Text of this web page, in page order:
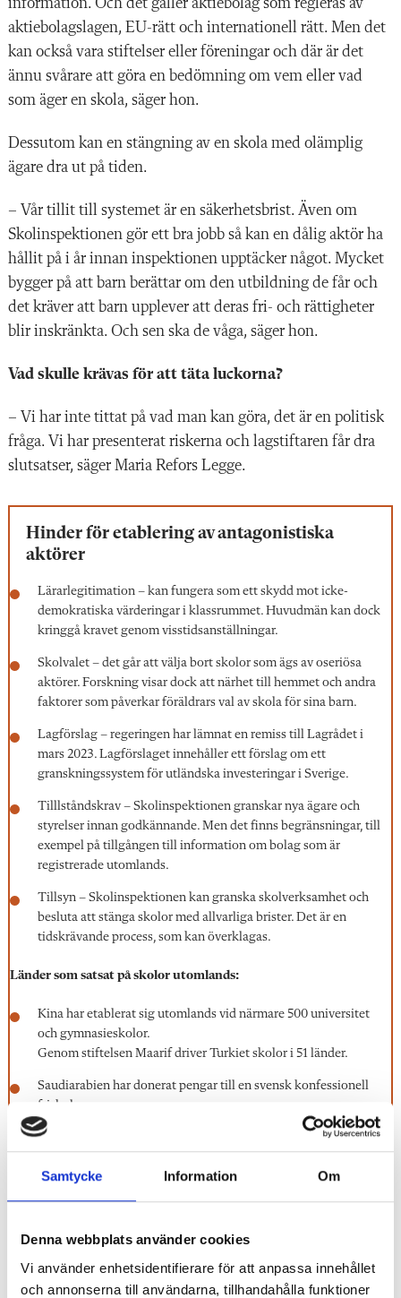
Samtycke Information Om
Denna webbplats använder cookies
Vi använder enhetsidentifierare för att anpassa innehållet
och annonserna till användarna, tillhandahålla funktioner
information. Och det gäller aktiebolag som regleras av
aktiebolagslagen, EU-rätt och internationell rätt. Men det
kan också vara stiftelser eller föreningar och där är det
ännu svårare att göra en bedömning om vem eller vad
som äger en skola, säger hon.
Dessutom kan en stängning av en skola med olämplig
ägare dra ut på tiden.
– Vår tillit till systemet är en säkerhetsbrist. Även om
Skolinspektionen gör ett bra jobb så kan en dålig aktör ha
hållit på i år innan inspektionen upptäcker något. Mycket
bygger på att barn berättar om den utbildning de får och
det kräver att barn upplever att deras fri- och rättigheter
blir inskränkta. Och sen ska de våga, säger hon.
Vad skulle krävas för att täta luckorna?
– Vi har inte tittat på vad man kan göra, det är en politisk
fråga. Vi har presenterat riskerna och lagstiftaren får dra
slutsatser, säger Maria Refors Legge.
Hinder för etablering av antagonistiska
aktörer
Lärarlegitimation – kan fungera som ett skydd mot icke-
demokratiska värderingar i klassrummet. Huvudmän kan dock
kringgå kravet genom visstidsanställningar.
Skolvalet – det går att välja bort skolor som ägs av oseriösa
aktörer. Forskning visar dock att närhet till hemmet och andra
faktorer som påverkar föräldrars val av skola för sina barn.
Lagförslag – regeringen har lämnat en remiss till Lagrådet i
mars 2023. Lagförslaget innehåller ett förslag om ett
granskningssystem för utländska investeringar i Sverige.
Tilllståndskrav – Skolinspektionen granskar nya ägare och
styrelser innan godkännande. Men det finns begränsningar, till
exempel på tillgången till information om bolag som är
registrerade utomlands.
Tillsyn – Skolinspektionen kan granska skolverksamhet och
besluta att stänga skolor med allvarliga brister. Det är en
tidskrävande process, som kan överklagas.
Länder som satsat på skolor utomlands:
Kina har etablerat sig utomlands vid närmare 500 universitet
och gymnasieskolor.
Genom stiftelsen Maarif driver Turkiet skolor i 51 länder.
Saudiarabien har donerat pengar till en svensk konfessionell
friskola.
Taggar: Friskolor